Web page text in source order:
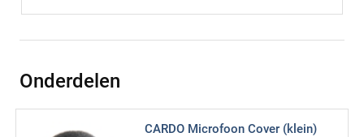
Onderdelen
CARDO Microfoon Cover (klein)